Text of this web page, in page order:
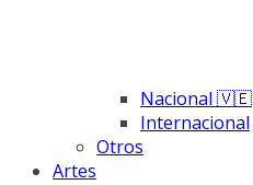
Nacional 🇻🇪
Internacional
Otros
Artes